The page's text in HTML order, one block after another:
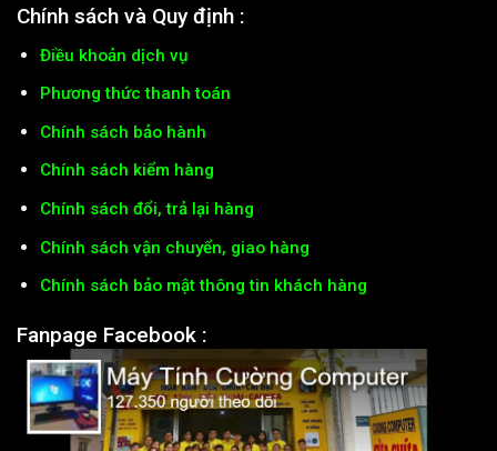
Chính sách và Quy định :
Điều khoản dịch vụ
Phương thức thanh toán
Chính sách bảo hành
Chính sách kiểm hàng
Chính sách đổi, trả lại hàng
Chính sách vận chuyển, giao hàng
Chính sách bảo mật thông tin khách hàng
Fanpage Facebook :